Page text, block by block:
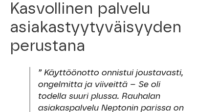
Kasvollinen palvelu
asiakastyytyväisyyden
perustana
” Käyttöönotto onnistui joustavasti,
ongelmitta ja viiveittä ­­– Se oli
todella suuri plussa. Rauhalan
asiakaspalvelu Neptonin parissa on